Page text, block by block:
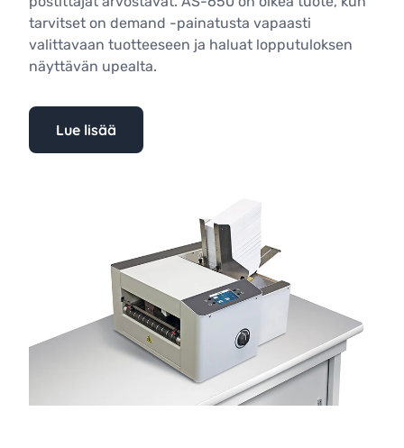
tarvitset on demand -painatusta vapaasti
valittavaan tuotteeseen ja haluat lopputuloksen
näyttävän upealta.
Lue lisää